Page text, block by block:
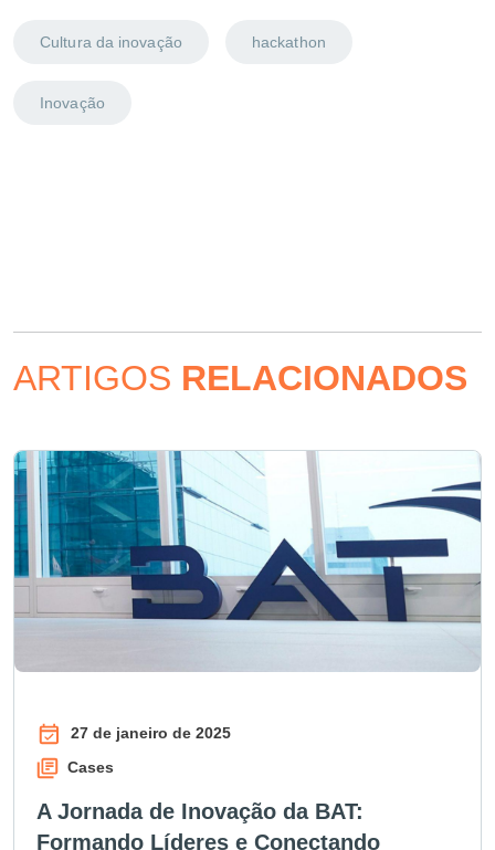
Cultura da inovação hackathon
Inovação
ARTIGOS RELACIONADOS
27 de janeiro de 2025
Cases
A Jornada de Inovação da BAT:
Formando Líderes e Conectando